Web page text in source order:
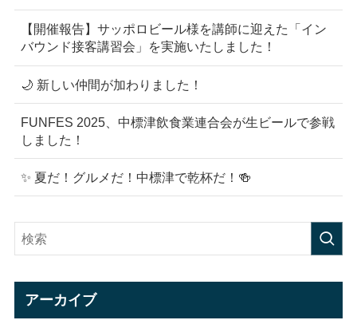
【開催報告】サッポロビール様を講師に迎えた「イン
バウンド接客講習会」を実施いたしました！
🌙 新しい仲間が加わりました！
FUNFES 2025、中標津飲食業連合会が生ビールで参戦
しました！
✨ 夏だ！グルメだ！中標津で乾杯だ！🍻
アーカイブ